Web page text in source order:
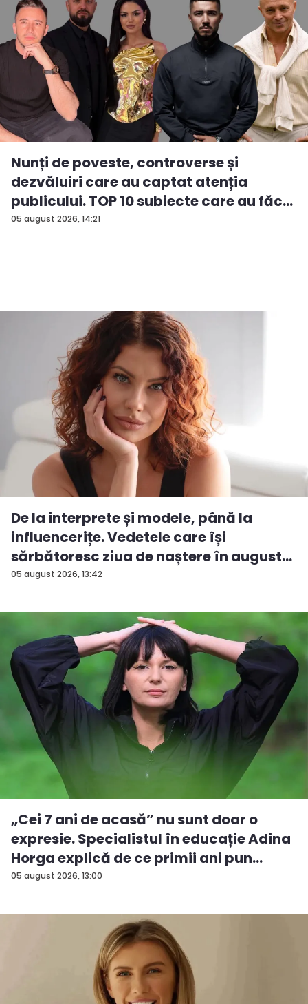
05 august 2026, 14:21
Nunți de poveste, controverse și
dezvăluiri care au captat atenția
publicului. TOP 10 subiecte care au făc...
05 august 2026, 13:42
De la interprete și modele, până la
influencerițe. Vedetele care își
sărbătoresc ziua de naștere în august...
05 august 2026, 13:00
„Cei 7 ani de acasă” nu sunt doar o
expresie. Specialistul în educație Adina
Horga explică de ce primii ani pun
baze...